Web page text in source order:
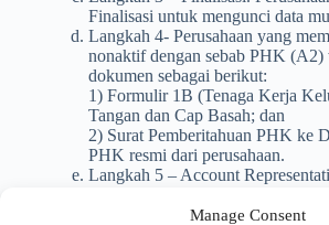
Manage Consent
Finalisasi untuk mengunci data
Langkah 4- Perusahaan yang
nonaktif dengan sebab PHK
dokumen sebagai berikut:
1) Formulir 1B (Tenaga Kerja
Tangan dan Cap Basah; dan
2) Surat Pemberitahuan PHK ke
PHK resmi dari perusahaan.
Langkah 5 – Account
dokumen pendukung PHK dan
BPJS Ketenagakerjaan.